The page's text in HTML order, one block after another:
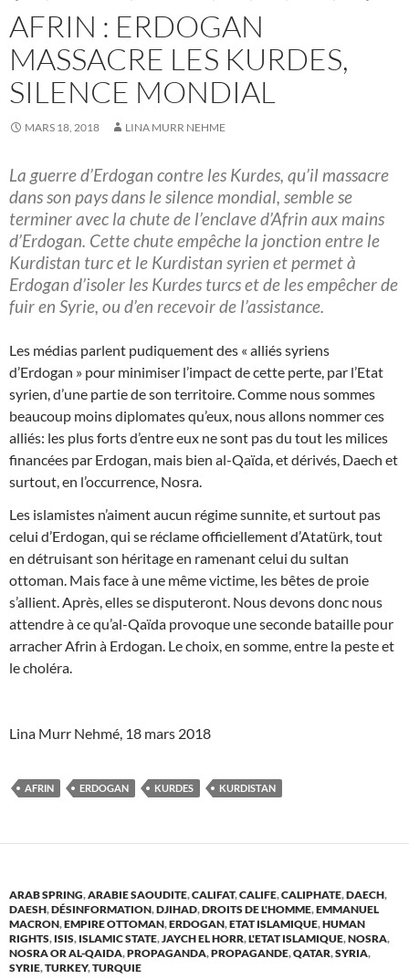
AFRIN : ERDOGAN
MASSACRE LES KURDES,
SILENCE MONDIAL
MARS 18, 2018 LINA MURR NEHME
La guerre d’Erdogan contre les Kurdes, qu’il massacre
dans son pays dans le silence mondial, semble se
terminer avec la chute de l’enclave d’Afrin aux mains
d’Erdogan. Cette chute empêche la jonction entre le
Kurdistan turc et le Kurdistan syrien et permet à
Erdogan d’isoler les Kurdes turcs et de les empêcher de
fuir en Syrie, ou d’en recevoir de l’assistance.
Les médias parlent pudiquement des « alliés syriens
d’Erdogan » pour minimiser l’impact de cette perte, par l’Etat
syrien, d’une partie de son territoire. Comme nous sommes
beaucoup moins diplomates qu’eux, nous allons nommer ces
alliés: les plus forts d’entre eux ne sont pas du tout les milices
financées par Erdogan, mais bien al-Qaïda, et dérivés, Daech et
surtout, en l’occurrence, Nosra.
Les islamistes n’aiment aucun régime sunnite, et surtout pas
celui d’Erdogan, qui se réclame officiellement d’Atatürk, tout
en détruisant son héritage en ramenant celui du sultan
ottoman. Mais face à une même victime, les bêtes de proie
s’allient. Après, elles se disputeront. Nous devons donc nous
attendre à ce qu’al-Qaïda provoque une seconde bataille pour
arracher Afrin à Erdogan. Le choix, en somme, entre la peste et
le choléra.
Lina Murr Nehmé, 18 mars 2018
AFRIN ERDOGAN KURDES KURDISTAN
ARAB SPRING,ARABIE SAOUDITE,CALIFAT,CALIFE,CALIPHATE,DAECH,
DAESH,DÉSINFORMATION,DJIHAD,DROITS DE L'HOMME,EMMANUEL
MACRON,EMPIRE OTTOMAN,ERDOGAN,ETAT ISLAMIQUE,HUMAN
RIGHTS, ISIS, ISLAMIC STATE,JAYCH EL HORR,L'ETAT ISLAMIQUE,NOSRA,
NOSRA OR AL-QAIDA,PROPAGANDA,PROPAGANDE,QATAR,SYRIA,
SYRIE,TURKEY,TURQUIE